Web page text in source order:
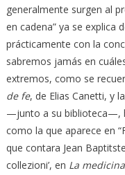
generalmente surgen al
en cadena” ya se explica
prácticamente con la
sabremos jamás en
extremos, como se
de fe, de Elias Canetti, y
—junto a su biblioteca—,
como la que aparece en
que contara Jean
collezioni’, en La